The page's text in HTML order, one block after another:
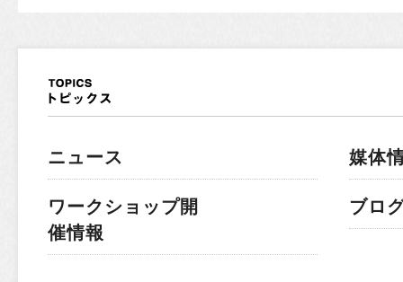
ニュース
ワークショップ開
催情報
媒体
ブロ